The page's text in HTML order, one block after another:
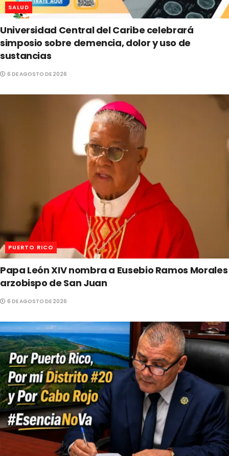
SALUD
Universidad Central del Caribe celebrará
simposio sobre demencia, dolor y uso de
sustancias
6 DE AGOSTO DE 2026
PUERTO RICO
Papa León XIV nombra a Eusebio Ramos Morales
arzobispo de San Juan
6 DE AGOSTO DE 2026